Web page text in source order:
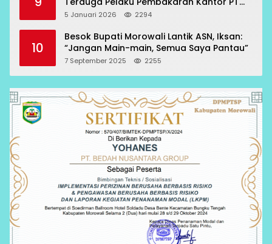
RCP Sesuai Prosedur
5 Januari 2026 2294
10
Besok Bupati Morowali Lantik ASN, Iksan:
“Jangan Main-main, Semua Saya Pantau”
7 September 2025 2255